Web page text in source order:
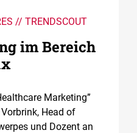
// TRENDSCOUT
im Bereich
Marketing”
Head of
und Dozent an